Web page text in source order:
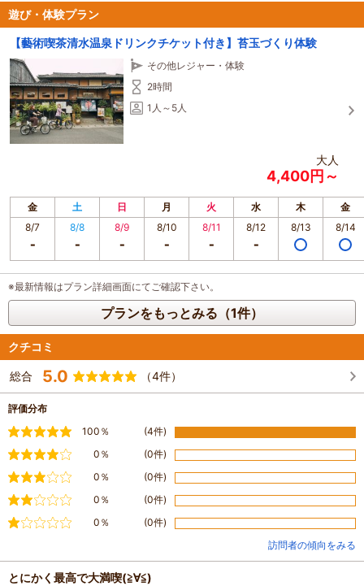
遊び・体験プラン
【藝術喫茶清水温泉ドリンクチケット付き】苔玉づくり体験
その他レジャー・体験
2時間
1人～5人
大人
4,400円～
金 土 日 月 火 水 木
金
8/7
8/8 8/9 8/10 8/11 8/12 8/13 8/14
※最新情報はプラン詳細画面にてご確認下さい。
プランをもっとみる（1件）
クチコミ
総合 5.0 （4件）
評価分布
満足
100％ (4件)
やや満足
0％ (0件)
普通0％ (0件)
やや不満
0％ (0件)
不満0％
(0件)
訪問者の傾向をみる
とにかく最高で大満喫(≧∀≦)